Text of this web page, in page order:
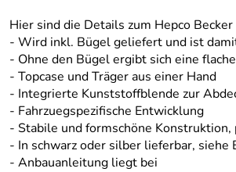
Hier sind die Details zum Hepco
- Wird inkl. Bügel geliefert und ist
- Ohne den Bügel ergibt sich eine
- Topcase und Träger aus einer Hand
- Integrierte Kunststoffblende zur
- Fahrzuegspezifische Entwicklung
- Stabile und formschöne
- In schwarz oder silber lieferbar, siehe
- Anbauanleitung liegt bei